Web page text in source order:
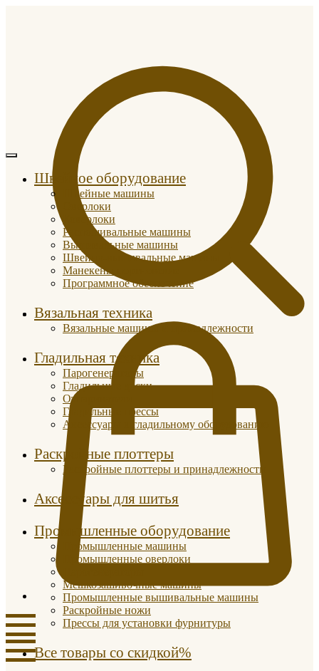
Швейное оборудование
Швейные машины
Оверлоки
Коверлоки
Распошивальные машины
Вышивальные машины
Швейно-вышивальные машины
Манекены портновские
Программное обеспечение
Вязальная техника
Вязальные машины и принадлежности
Гладильная техника
Парогенераторы
Гладильные доски
Отпариватели
Гладильные прессы
Аксессуары к гладильному оборудованию
Раскройные плоттеры
Раскройные плоттеры и принадлежности
Аксессуары для шитья
Промышленные оборудование
Промышленные машины
Промышленные оверлоки
Мешкозашивочные машины
Промышленные вышивальные машины
Раскройные ножи
Прессы для установки фурнитуры
Все товары со скидкой%